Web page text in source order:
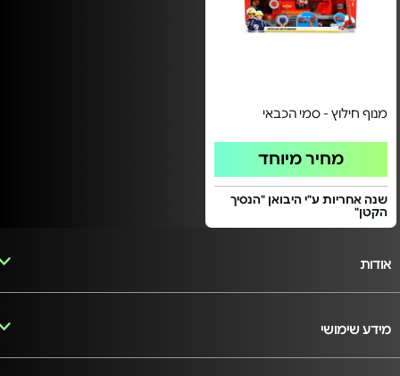
מנוף חילוץ - סמי הכבאי
מחיר מיוחד
שנה אחריות ע"י היבואן "הנסיך
הקטן"
אודות
מידע שימושי